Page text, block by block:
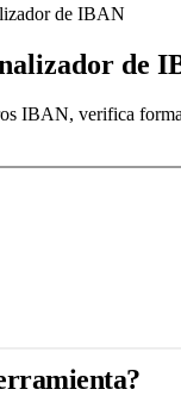
de IBAN
de
IBAN, verifica